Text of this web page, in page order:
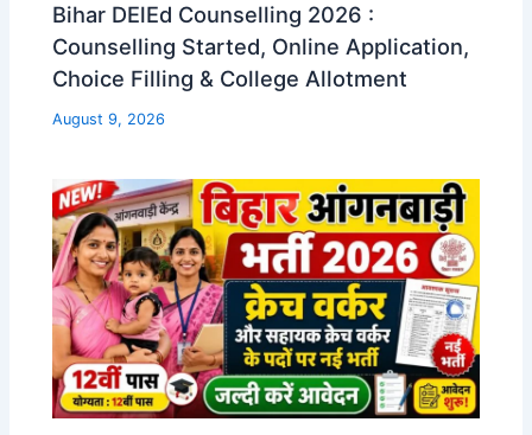
Bihar DElEd Counselling 2026 :
Counselling Started, Online Application,
Choice Filling & College Allotment
August 9, 2026